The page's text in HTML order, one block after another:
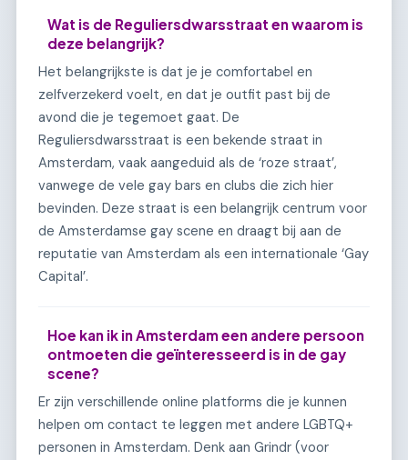
Wat is de Reguliersdwarsstraat en waarom is
deze belangrijk?
Het belangrijkste is dat je je comfortabel en
zelfverzekerd voelt, en dat je outfit past bij de
avond die je tegemoet gaat. De
Reguliersdwarsstraat is een bekende straat in
Amsterdam, vaak aangeduid als de ‘roze straat’,
vanwege de vele gay bars en clubs die zich hier
bevinden. Deze straat is een belangrijk centrum voor
de Amsterdamse gay scene en draagt bij aan de
reputatie van Amsterdam als een internationale ‘Gay
Capital’.
Hoe kan ik in Amsterdam een andere persoon
ontmoeten die geïnteresseerd is in de gay
scene?
Er zijn verschillende online platforms die je kunnen
helpen om contact te leggen met andere LGBTQ+
personen in Amsterdam. Denk aan Grindr (voor